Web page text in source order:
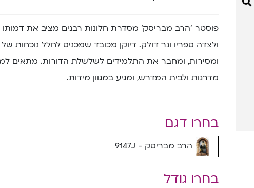
פוסטר ‘הרב מבריסק’ מסדרת חלונות רבנים מציב את דמותו
ולצדה ספריו ונר דולק. דיוקן מכובד שמכניס לחלל נוכחות
ומסירות, ומחבר את התלמידים לשלשלת הדורות. מתאים
מדרגות ולבית המדרש, ומגיע במגוון מידות.
בחרו דגם
הרב מבריסק - 9147J
בחרו גודל